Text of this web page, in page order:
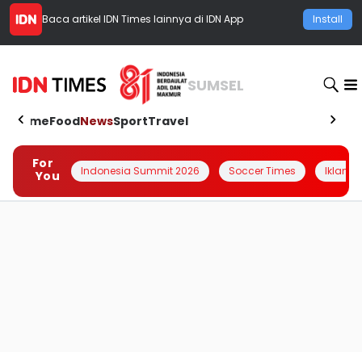
Baca artikel IDN Times lainnya di IDN App Install
SUMSEL
HomeFoodNewsSportTravel
For
You
Indonesia Summit 2026 Soccer Times Iklanin